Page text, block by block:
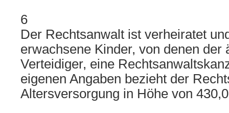
6
Der Rechtsanwalt ist verheiratet
erwachsene Kinder, von denen
Verteidiger, eine
eigenen Angaben bezieht der
Altersversorgung in Höhe von